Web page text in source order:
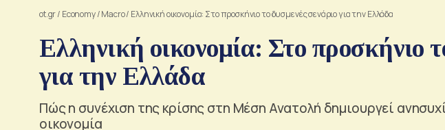
ot.gr/ Economy/Macro/ Ελληνική οικονομία: Στο προσκήνιο το δυσμενές σενάριο για την Ελλάδα
Ελληνική οικονομία: Στο προσκήνιο
για την Ελλάδα
Πώς η συνέχιση της κρίσης στη Μέση Ανατολή δημιουργεί
οικονομία